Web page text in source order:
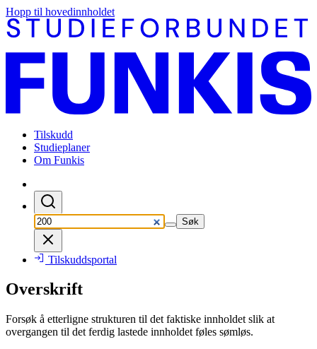
Hopp til hovedinnholdet
Tilskudd
Studieplaner
Om Funkis
Søk
Tilskuddsportal
Overskrift
Forsøk å etterligne strukturen til det faktiske innholdet slik at
overgangen til det ferdig lastede innholdet føles sømløs.